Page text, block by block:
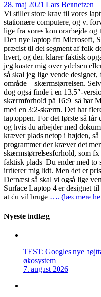
28. maj 2021 Lars Bennetzen
Vi stiller store krav til vores
stationære computere, og vi
lige fra vores kontorarbejde og
Den nye laptop fra Microsoft,
præcist til det segment af folk
hvert, og den klarer faktisk
jeg kaster mig over ydelsen
så skal jeg lige vende
område – skærmstørrelsen.
dog også finde i en 13,5″-
skærmforhold på 16:9, så har
med en 3:2-skærm. Det har
laptoppen. For det første så
og hvis du arbejder med
kræver plads netop i højden,
programmer der kræver det
skærmstørrelsesforhold, som
faktisk plads. Du ender med
irriterer mig lidt. Men det er
Dernæst så skal vi også lige
Surface Laptop 4 er designet
at du vil bruge …. (læs mere
Nyeste indlæg
TEST: Googles nye
økosystem
7. august 2026